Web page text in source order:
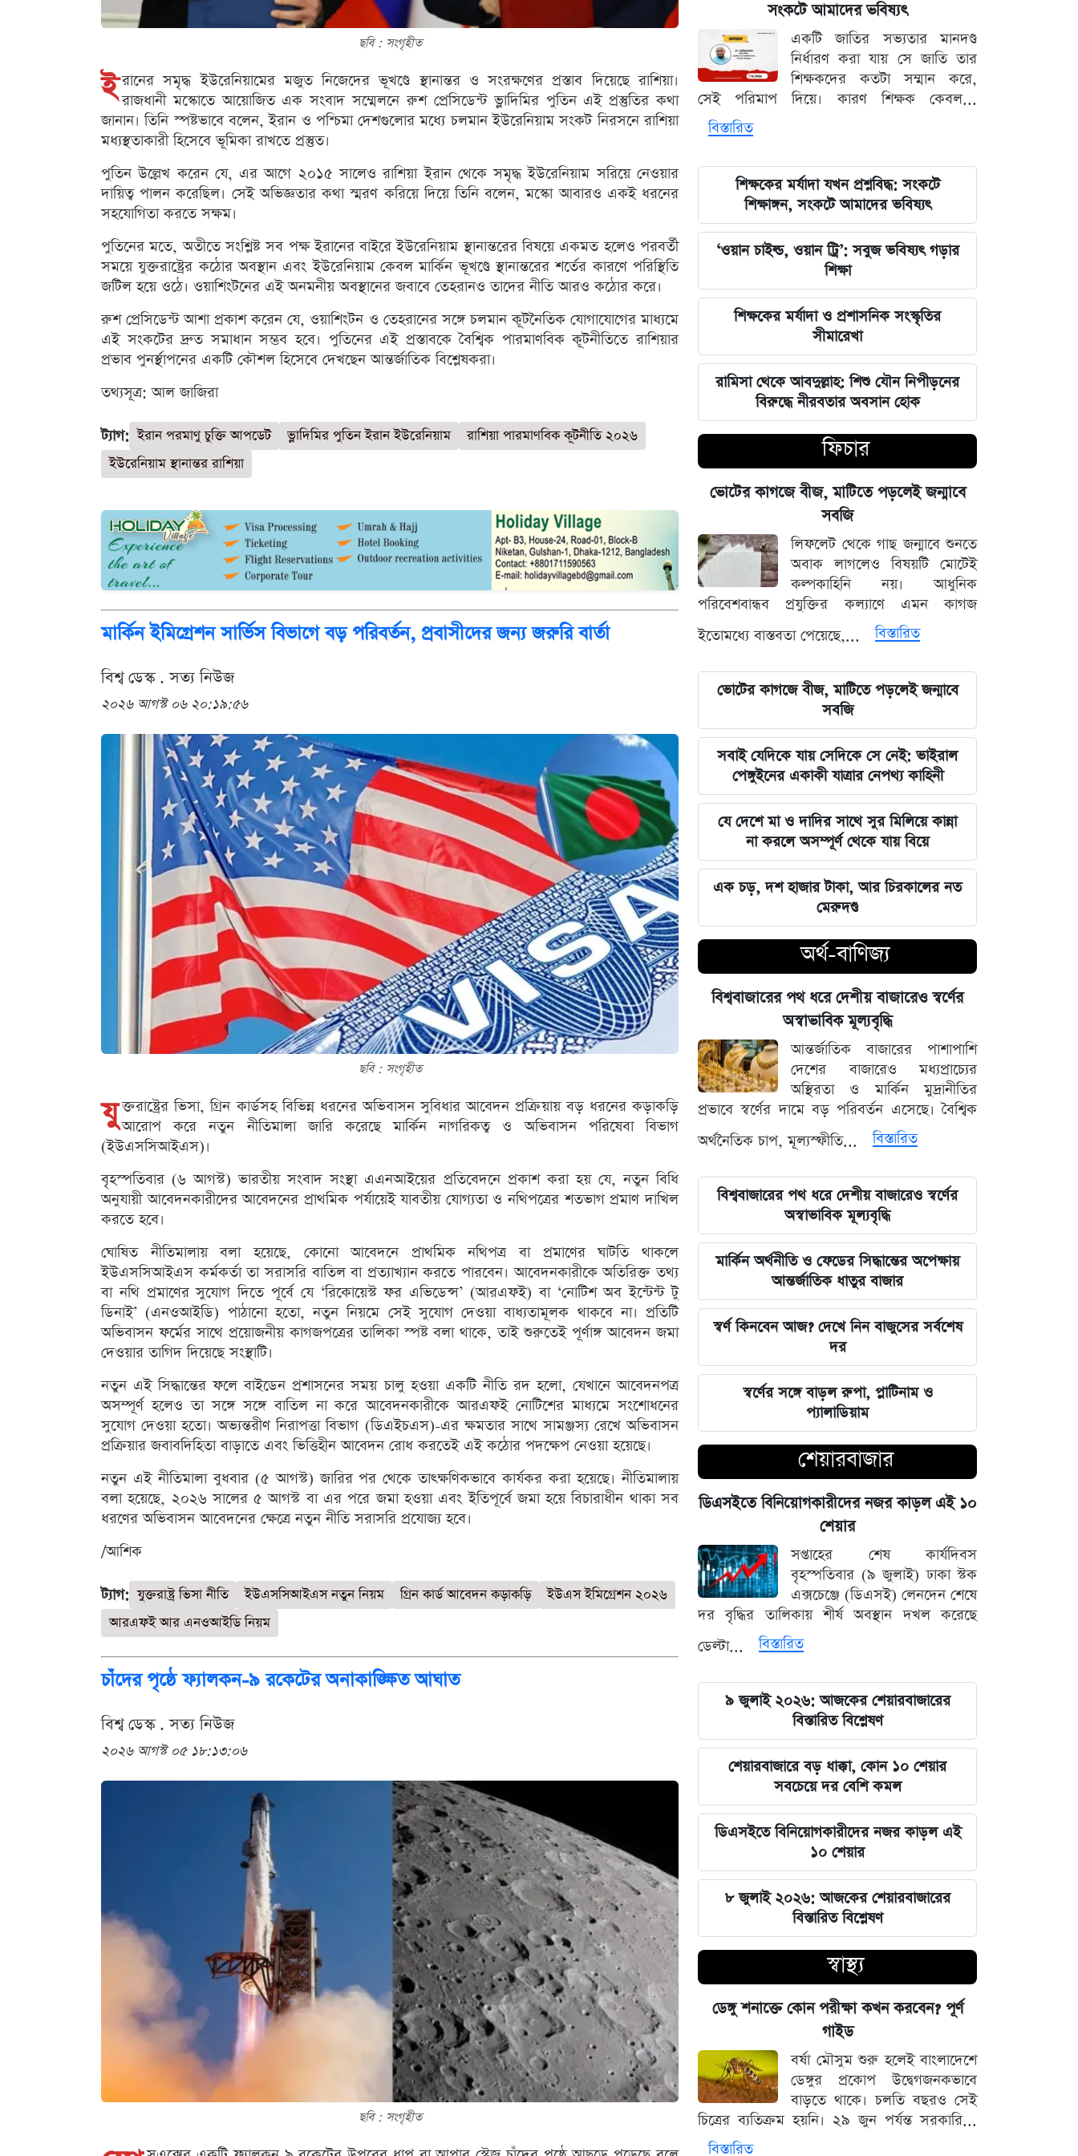
ছবি : সংগৃহীত
ই রানের সমৃদ্ধ ইউরেনিয়ামের মজুত নিজেদের ভূখণ্ডে স্থানান্তর ও সংরক্ষণের প্রস্তাব দিয়েছে রাশিয়া।
রাজধানী মস্কোতে আয়োজিত এক সংবাদ সম্মেলনে রুশ প্রেসিডেন্ট ভ্লাদিমির পুতিন এই প্রস্তুতির কথা
জানান। তিনি স্পষ্টভাবে বলেন, ইরান ও পশ্চিমা দেশগুলোর মধ্যে চলমান ইউরেনিয়াম সংকট নিরসনে রাশিয়া
মধ্যস্থতাকারী হিসেবে ভূমিকা রাখতে প্রস্তুত।
পুতিন উল্লেখ করেন যে, এর আগে ২০১৫ সালেও রাশিয়া ইরান থেকে সমৃদ্ধ ইউরেনিয়াম সরিয়ে নেওয়ার
দায়িত্ব পালন করেছিল। সেই অভিজ্ঞতার কথা স্মরণ করিয়ে দিয়ে তিনি বলেন, মস্কো আবারও একই ধরনের
সহযোগিতা করতে সক্ষম।
পুতিনের মতে, অতীতে সংশ্লিষ্ট সব পক্ষ ইরানের বাইরে ইউরেনিয়াম স্থানান্তরের বিষয়ে একমত হলেও পরবর্তী
সময়ে যুক্তরাষ্ট্রের কঠোর অবস্থান এবং ইউরেনিয়াম কেবল মার্কিন ভূখণ্ডে স্থানান্তরের শর্তের কারণে পরিস্থিতি
জটিল হয়ে ওঠে। ওয়াশিংটনের এই অনমনীয় অবস্থানের জবাবে তেহরানও তাদের নীতি আরও কঠোর করে।
রুশ প্রেসিডেন্ট আশা প্রকাশ করেন যে, ওয়াশিংটন ও তেহরানের সঙ্গে চলমান কূটনৈতিক যোগাযোগের মাধ্যমে
এই সংকটের দ্রুত সমাধান সম্ভব হবে। পুতিনের এই প্রস্তাবকে বৈশ্বিক পারমাণবিক কূটনীতিতে রাশিয়ার
প্রভাব পুনর্স্থাপনের একটি কৌশল হিসেবে দেখছেন আন্তর্জাতিক বিশ্লেষকরা।
তথ্যসূত্র: আল জাজিরা
ট্যাগ: ইরান পরমাণু চুক্তি আপডেট ভ্লাদিমির পুতিন ইরান ইউরেনিয়াম
রাশিয়া পারমাণবিক কূটনীতি ২০২৬
ইউরেনিয়াম স্থানান্তর রাশিয়া
মার্কিন ইমিগ্রেশন সার্ভিস বিভাগে বড় পরিবর্তন, প্রবাসীদের জন্য জরুরি বার্তা
বিশ্ব ডেস্ক . সত্য নিউজ
২০২৬ আগস্ট ০৬ ২০:১৯:৫৬
ছবি : সংগৃহীত
যু ক্তরাষ্ট্রের ভিসা, গ্রিন কার্ডসহ বিভিন্ন ধরনের অভিবাসন সুবিধার আবেদন প্রক্রিয়ায় বড় ধরনের কড়াকড়ি
আরোপ করে নতুন নীতিমালা জারি করেছে মার্কিন নাগরিকত্ব ও অভিবাসন পরিষেবা বিভাগ
(ইউএসসিআইএস)।
বৃহস্পতিবার (৬ আগস্ট) ভারতীয় সংবাদ সংস্থা এএনআইয়ের প্রতিবেদনে প্রকাশ করা হয় যে, নতুন বিধি
অনুযায়ী আবেদনকারীদের আবেদনের প্রাথমিক পর্যায়েই যাবতীয় যোগ্যতা ও নথিপত্রের শতভাগ প্রমাণ দাখিল
করতে হবে।
ঘোষিত নীতিমালায় বলা হয়েছে, কোনো আবেদনে প্রাথমিক নথিপত্র বা প্রমাণের ঘাটতি থাকলে
ইউএসসিআইএস কর্মকর্তা তা সরাসরি বাতিল বা প্রত্যাখ্যান করতে পারবেন। আবেদনকারীকে অতিরিক্ত তথ্য
বা নথি প্রমাণের সুযোগ দিতে পূর্বে যে ‘রিকোয়েস্ট ফর এভিডেন্স’ (আরএফই) বা ‘নোটিশ অব ইন্টেন্ট টু
ডিনাই’ (এনওআইডি) পাঠানো হতো, নতুন নিয়মে সেই সুযোগ দেওয়া বাধ্যতামূলক থাকবে না। প্রতিটি
অভিবাসন ফর্মের সাথে প্রয়োজনীয় কাগজপত্রের তালিকা স্পষ্ট বলা থাকে, তাই শুরুতেই পূর্ণাঙ্গ আবেদন জমা
দেওয়ার তাগিদ দিয়েছে সংস্থাটি।
নতুন এই সিদ্ধান্তের ফলে বাইডেন প্রশাসনের সময় চালু হওয়া একটি নীতি রদ হলো, যেখানে আবেদনপত্র
অসম্পূর্ণ হলেও তা সঙ্গে সঙ্গে বাতিল না করে আবেদনকারীকে আরএফই নোটিশের মাধ্যমে সংশোধনের
সুযোগ দেওয়া হতো। অভ্যন্তরীণ নিরাপত্তা বিভাগ (ডিএইচএস)-এর ক্ষমতার সাথে সামঞ্জস্য রেখে অভিবাসন
প্রক্রিয়ার জবাবদিহিতা বাড়াতে এবং ভিত্তিহীন আবেদন রোধ করতেই এই কঠোর পদক্ষেপ নেওয়া হয়েছে।
নতুন এই নীতিমালা বুধবার (৫ আগস্ট) জারির পর থেকে তাৎক্ষণিকভাবে কার্যকর করা হয়েছে। নীতিমালায়
বলা হয়েছে, ২০২৬ সালের ৫ আগস্ট বা এর পরে জমা হওয়া এবং ইতিপূর্বে জমা হয়ে বিচারাধীন থাকা সব
ধরণের অভিবাসন আবেদনের ক্ষেত্রে নতুন নীতি সরাসরি প্রযোজ্য হবে।
/আশিক
ট্যাগ: যুক্তরাষ্ট্র ভিসা নীতি ইউএসসিআইএস নতুন নিয়ম গ্রিন কার্ড আবেদন কড়াকড়ি
ইউএস ইমিগ্রেশন ২০২৬
আরএফই আর এনওআইডি নিয়ম
চাঁদের পৃষ্ঠে ফ্যালকন-৯ রকেটের অনাকাঙ্ক্ষিত আঘাত
বিশ্ব ডেস্ক . সত্য নিউজ
২০২৬ আগস্ট ০৫ ১৮:১৩:০৬
ছবি : সংগৃহীত
২০২৩ সালের ইসরায়েলি হামলার ক্ষত:
আড়াই বছর পর উদ্ধার ৪০ শিশুর
দেহাবশেষ
জুলাই শহীদদের কবর বাঁধানোর বরাদ্দও
হোসেন
শেয়ারবাজারে আর্থিক কেলেঙ্কারির তদন্তের
বড় আপডেট জানাল দুদক
যুদ্ধের বড় প্রস্তুতি নিচ্ছে ইরান, আকাশ
প্রতিরক্ষা ও অস্ত্র ব্যবস্থার ব্যাপক
আধুনিকায়ন
চার বিভাগে দুর্যোগপূর্ণ আবহাওয়ার আশঙ্কায়
আবহাওয়া দপ্তরের বিশেষ সতর্কতা
হাসিনাকে মাইক দেওয়ায় ভারতকে
কাঠগড়ায় তুললেন সালাহউদ্দিন
বিশ্ববাজারের পথ ধরে দেশীয় বাজারেও
স্বর্ণের অস্বাভাবিক মূল্যবৃদ্ধি
গ্যাস ও বিদ্যুৎ সংকট মোকাবিলায় নতুন
আশার খবর দিলেন জ্বালানিমন্ত্রী
নদীদূষণ দূর করতে না পারলে ভবিষ্যৎ
প্রজন্মের কাছে জবাব দিতে হবে: প্রধানমন্ত্রী
ফ্যাসিবাদবিরোধী সব শক্তির জাতীয় ঐক্য
বজায় রাখা এখন সময়ের দাবি: মাহদী
আমিন
ইতিহাসের মালিকানা কারও একার নয়, ৫
আগস্টের বিজয় সাধারণ মানুষের: সাইদুর
রহমান লিটল
দেবিদ্বার ম্যানেজিং কমিটির সভাপতি
নির্বাচিত মিজানুর রহমান মাস্টার
জুলাইয়ের চেতনাকে হৃদয়ে ধারণ করতে
হবে, যেন তা হারিয়ে না যায়: ভারপ্রাপ্ত
রাষ্ট্রপতি
ভারত সরকারের আলটিমেটামের মুখে
নতিস্বীকার, ভুল স্বীকার করল মেটা
লঙ্কা প্রিমিয়ার লিগে ভারতীয় কিংবদন্তির
আগমন, মালিকানায় বড় চমক
জুলাই কার-এ নিয়ে বিভাজন করলে অর্জন
আগামী ৪৮ ঘণ্টার আবহাওয়ার চিত্র: ঝোড়ো
বৃষ্টি নিয়ে সতর্কবার্তা
'মানুষ ভোট দিয়ে এমপি বানিয়েছে,
বিএনপিকে সত্য মেনে নিতে হবে': রুমিন
ফারহানা
৫ আগস্টের ভরদুপুরে দেশত্যাগ: গণভবন
থেকে ভারতের ফ্লাইট পর্যন্ত যা ঘটেছিল
ভারতপ্রেমী হলে দাগি আসামির অপরাধও
চোখ এড়িয়ে যায় দিল্লির: রুহুল কবির
রিজভী
বাংলাদেশ আর কোনো দেশের 'ক্লায়েন্ট স্টেট'
থাকবে না: পররাষ্ট্রমন্ত্রী ড. খলিলুর রহমান
এক ক্লিকেই ফোন-ল্যাপটপের নিয়ন্ত্রণ নিচ্ছে
হ্যাকাররা, পপ-আপ আপডেট নিয়ে কড়া
হুঁশিয়ারি
চাঁদের পৃষ্ঠে ফ্যালকন-৯ রকেটের
অনাকাঙ্ক্ষিত আঘাত
আবু সাঈদের ছবি ছাড়া কোনো ডকুমেন্টারি
হতে পারে না: ভারপ্রাপ্ত রাষ্ট্রপতি হাফিজ
উদ্দিন
জুলাই স্মৃতি জাদুঘর উদ্বোধন করলেন
প্রধানমন্ত্রী তারেক রহমান
মার্কিন ক্ষেপণাস্ত্র মজুত নিয়ে নতুন তথ্য, কী
বলছে সিএনএন
সালমানের অবয়ব পরিবর্তনের আসল কারণ
ও ষাটোর্ধ্বদের ওজন কমানোর সঠিক নিয়ম
৫ আগস্ট বিজয়ের দিন, ভিন্নমত যেন
শত্রুতায় রূপ না নেয়: প্রধানমন্ত্রী তারেক
রহমান
নিজস্ব অর্থায়নে খালের ওপর বাঁশের সাঁকো
বানিয়ে দিলেন ইউপি চেয়ারম্যান পদপ্রার্থী
শেখ আলমগীর
সংকটে আমাদের ভবিষ্যৎ
একটি জাতির সভ্যতার মানদণ্ড
নির্ধারণ করা যায় সে জাতি তার
শিক্ষকদের কতটা সম্মান করে,
সেই পরিমাপ দিয়ে। কারণ শিক্ষক কেবল...
বিস্তারিত
শিক্ষকের মর্যাদা যখন প্রশ্নবিদ্ধ: সংকটে
শিক্ষাঙ্গন, সংকটে আমাদের ভবিষ্যৎ
‘ওয়ান চাইল্ড, ওয়ান ট্রি’: সবুজ ভবিষ্যৎ গড়ার
শিক্ষা
শিক্ষকের মর্যাদা ও প্রশাসনিক সংস্কৃতির
সীমারেখা
রামিসা থেকে আবদুল্লাহ: শিশু যৌন নিপীড়নের
বিরুদ্ধে নীরবতার অবসান হোক
ফিচার
ভোটের কাগজে বীজ, মাটিতে পড়লেই জন্মাবে
সবজি
লিফলেট থেকে গাছ জন্মাবে শুনতে
অবাক লাগলেও বিষয়টি মোটেই
কল্পকাহিনি নয়। আধুনিক
পরিবেশবান্ধব প্রযুক্তির কল্যাণে এমন কাগজ
ইতোমধ্যে বাস্তবতা পেয়েছে,...
বিস্তারিত
ভোটের কাগজে বীজ, মাটিতে পড়লেই জন্মাবে
সবজি
সবাই যেদিকে যায় সেদিকে সে নেই: ভাইরাল
পেঙ্গুইনের একাকী যাত্রার নেপথ্য কাহিনী
যে দেশে মা ও দাদির সাথে সুর মিলিয়ে কান্না
না করলে অসম্পূর্ণ থেকে যায় বিয়ে
এক চড়, দশ হাজার টাকা, আর চিরকালের নত
মেরুদণ্ড
অর্থ-বাণিজ্য
বিশ্ববাজারের পথ ধরে দেশীয় বাজারেও স্বর্ণের
অস্বাভাবিক মূল্যবৃদ্ধি
আন্তর্জাতিক বাজারের পাশাপাশি
দেশের বাজারেও মধ্যপ্রাচ্যের
অস্থিরতা ও মার্কিন মুদ্রানীতির
প্রভাবে স্বর্ণের দামে বড় পরিবর্তন এসেছে। বৈশ্বিক
অর্থনৈতিক চাপ, মূল্যস্ফীতি...
বিস্তারিত
বিশ্ববাজারের পথ ধরে দেশীয় বাজারেও স্বর্ণের
অস্বাভাবিক মূল্যবৃদ্ধি
মার্কিন অর্থনীতি ও ফেডের সিদ্ধান্তের অপেক্ষায়
আন্তর্জাতিক ধাতুর বাজার
স্বর্ণ কিনবেন আজ? দেখে নিন বাজুসের সর্বশেষ
দর
স্বর্ণের সঙ্গে বাড়ল রুপা, প্লাটিনাম ও
প্যালাডিয়াম
শেয়ারবাজার
ডিএসইতে বিনিয়োগকারীদের নজর কাড়ল এই ১০
শেয়ার
সপ্তাহের শেষ কার্যদিবস
বৃহস্পতিবার (৯ জুলাই) ঢাকা স্টক
এক্সচেঞ্জে (ডিএসই) লেনদেন শেষে
দর বৃদ্ধির তালিকায় শীর্ষ অবস্থান দখল করেছে
ডেল্টা...
বিস্তারিত
৯ জুলাই ২০২৬: আজকের শেয়ারবাজারের
বিস্তারিত বিশ্লেষণ
শেয়ারবাজারে বড় ধাক্কা, কোন ১০ শেয়ার
সবচেয়ে দর বেশি কমল
ডিএসইতে বিনিয়োগকারীদের নজর কাড়ল এই
১০ শেয়ার
৮ জুলাই ২০২৬: আজকের শেয়ারবাজারের
বিস্তারিত বিশ্লেষণ
স্বাস্থ্য
ডেঙ্গু শনাক্তে কোন পরীক্ষা কখন করবেন? পূর্ণ
গাইড
বর্ষা মৌসুম শুরু হলেই বাংলাদেশে
ডেঙ্গুর প্রকোপ উদ্বেগজনকভাবে
বাড়তে থাকে। চলতি বছরও সেই
চিত্রের ব্যতিক্রম হয়নি। ২৯ জুন পর্যন্ত সরকারি...
বিস্তারিত